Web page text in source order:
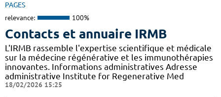
PAGES
relevance: 100%
Contacts et annuaire IRMB
L'IRMB rassemble l'expertise scientifique et médicale
sur la médecine régénérative et les immunothérapies
innovantes. Informations administratives Adresse
administrative Institute for Regenerative Med
18/02/2026 15:25